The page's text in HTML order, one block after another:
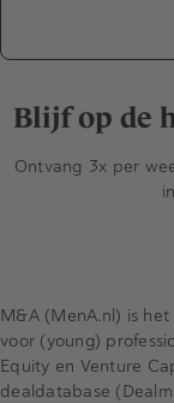
Blijf op de
Ontvang 3x per
M&A (MenA.nl) is
voor (young)
Equity en Venture
dealdatabase